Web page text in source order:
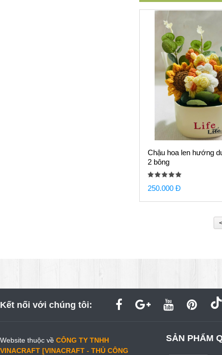
Chậu hoa len hướng
2 bông
250.000 Đ
Kết nối với chúng tôi:
Website thuộc về CÔNG TY TNHH
VINACRAFT [VINACRAFT - THỦ CÔNG
SẢN PHẨM